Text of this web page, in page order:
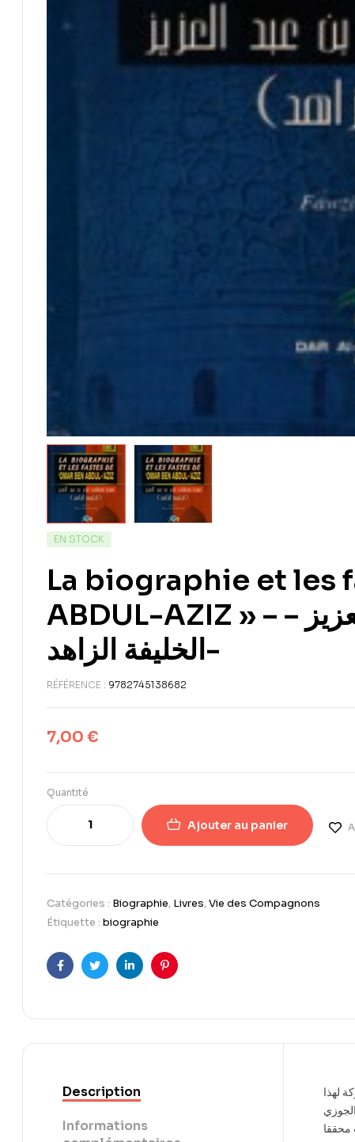
EN STOCK
La biographie et les
ABDUL-AZIZ » – سيرة و مناقب عمر بن عبد العزيز –
الخليفة الزاهد-
RÉFÉRENCE : 9782745138682
7,00 €
Quantité
Ajouter au panier
Catégories : Biographie, Livres,Vie des Compagnons
Étiquette : biographie
FacebookTwitterLinkedInPinterest
Description
Informations
لهذا
محققا